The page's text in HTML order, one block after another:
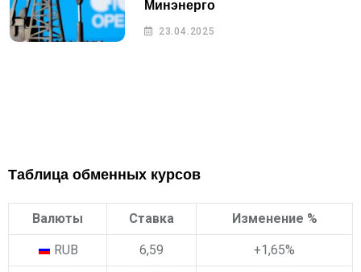
Минэнерго
23.04.2025
Таблица обменных курсов
Валюты Ставка Изменение %
RUB 6,59 +1,65%